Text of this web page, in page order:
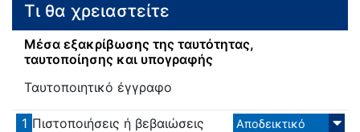
Τι θα χρειαστείτε
Μέσα εξακρίβωσης της ταυτότητας,
ταυτοποίησης και υπογραφής
Ταυτοποιητικό έγγραφο
1 Πιστοποιήσεις ή βεβαιώσεις
Αποδεικτικό